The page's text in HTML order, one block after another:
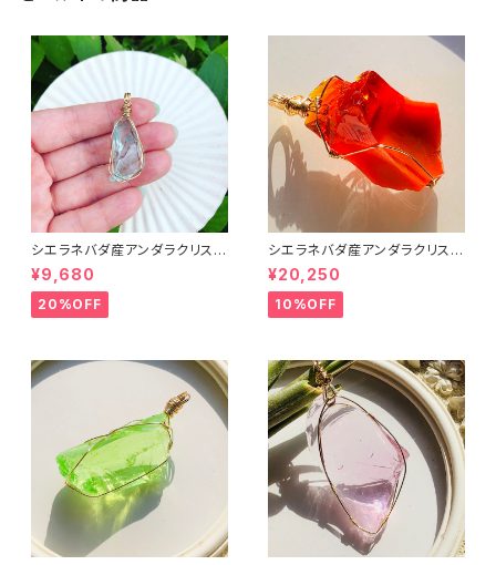
シエラネバダ産アンダラクリスタ
ル★宝石質～Gem Cyan Ang
el～【世界で1つだけのアンダラ
ペンダントトップ】
¥9,680
20%OFF
シエラネバダ産アンダラクリスタ
ル★宝石質～Gem Rare Lem
urian Sunrise～【世界で1つだ
けのアンダラペンダントトップ】
¥20,250
10%OFF